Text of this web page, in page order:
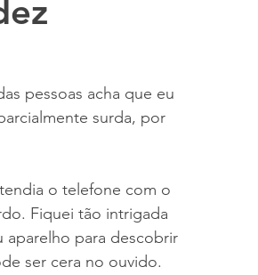
pessoas acha que eu
surda, por
o telefone com o
Fiquei tão intrigada
aparelho para descobrir
ser cera no ouvido.